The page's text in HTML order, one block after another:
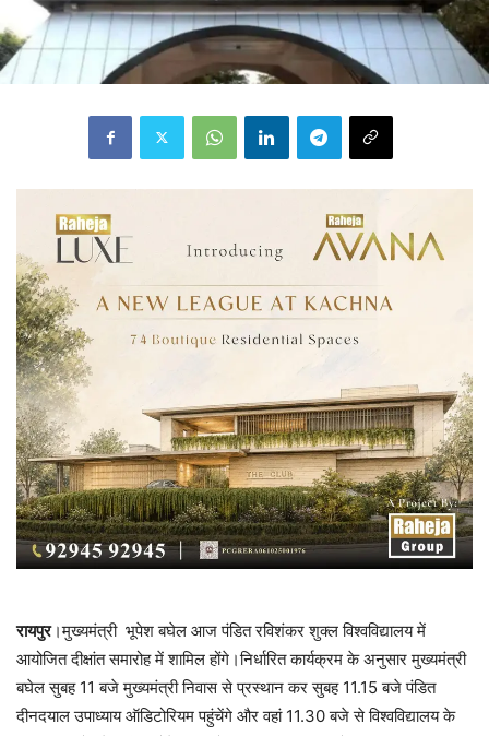
रायपुर।मुख्यमंत्री भूपेश बघेल आज पंडित रविशंकर शुक्ल विश्वविद्यालय में
आयोजित दीक्षांत समारोह में शामिल होंगे।निर्धारित कार्यक्रम के अनुसार मुख्यमंत्री
बघेल सुबह 11 बजे मुख्यमंत्री निवास से प्रस्थान कर सुबह 11.15 बजे पंडित
दीनदयाल उपाध्याय ऑडिटोरियम पहुंचेंगे और वहां 11.30 बजे से विश्वविद्यालय के